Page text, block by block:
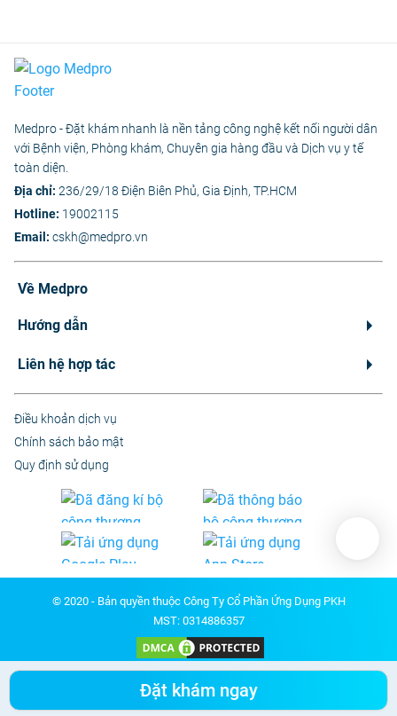
Đặt khám ngay
Medpro - Đặt khám nhanh là nền tảng công nghệ kết nối người dân
với Bệnh viện, Phòng khám, Chuyên gia hàng đầu và Dịch vụ y tế
toàn diện.
Địa chỉ: 236/29/18 Điện Biên Phủ, Gia Định, TP.HCM
Hotline: 19002115
Email: cskh@medpro.vn
Về Medpro
Hướng dẫn
Liên hệ hợp tác
Điều khoản dịch vụ
Chính sách bảo mật
Quy định sử dụng
© 2020 - Bản quyền thuộc Công Ty Cổ Phần Ứng Dụng PKH
MST: 0314886357
Các nội dung y tế trên Medpro chỉ có giá trị tham khảo. Tuyệt đối không tự ý
chuẩn đoán hoặc điều trị mà không có sự tư vấn trực tiếp từ Bác sĩ.